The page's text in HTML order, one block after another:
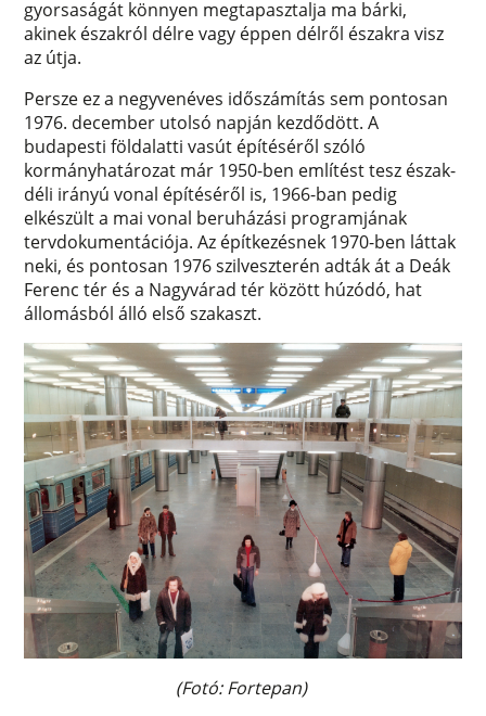
gyorsaságát könnyen megtapasztalja ma bárki,
akinek északról délre vagy éppen délről északra visz
az útja.
Persze ez a negyvenéves időszámítás sem pontosan
1976. december utolsó napján kezdődött. A
budapesti földalatti vasút építéséről szóló
kormányhatározat már 1950-ben említést tesz észak-
déli irányú vonal építéséről is, 1966-ban pedig
elkészült a mai vonal beruházási programjának
tervdokumentációja. Az építkezésnek 1970-ben láttak
neki, és pontosan 1976 szilveszterén adták át a Deák
Ferenc tér és a Nagyvárad tér között húzódó, hat
állomásból álló első szakaszt.
(Fotó: Fortepan)